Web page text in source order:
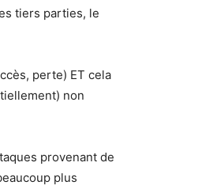
tiers parties, le
perte) ET cela
non
provenant de
plus